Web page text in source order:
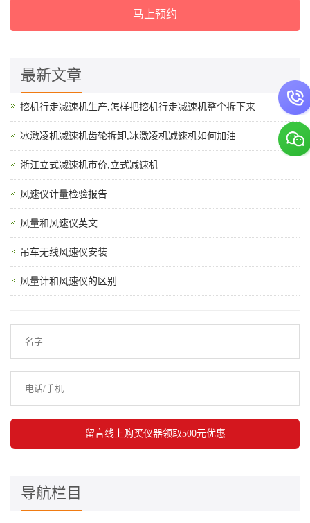
马上预约
最新文章
挖机行走减速机生产,怎样把挖机行走减速机整个拆下来
冰激凌机减速机齿轮拆卸,冰激凌机减速机如何加油
浙江立式减速机市价,立式减速机
风速仪计量检验报告
风量和风速仪英文
吊车无线风速仪安装
风量计和风速仪的区别
导航栏目